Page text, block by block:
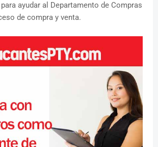
ayudar al Departamento de Compras
de compra y venta.